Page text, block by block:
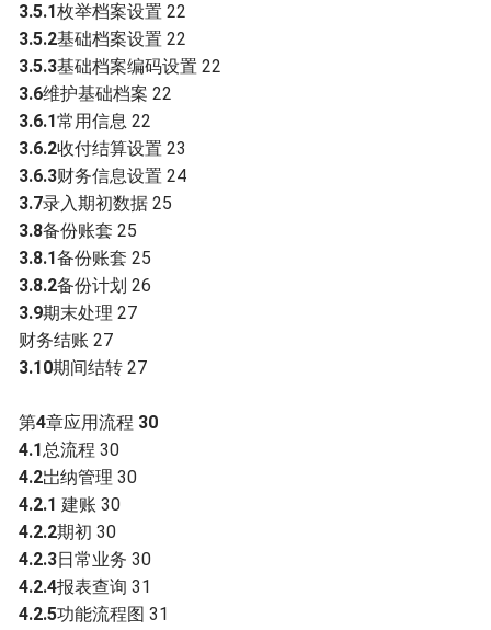
3.5.1枚举档案设置 22
3.5.2基础档案设置 22
3.5.3基础档案编码设置 22
3.6维护基础档案 22
3.6.1常用信息 22
3.6.2收付结算设置 23
3.6.3财务信息设置 24
3.7录入期初数据 25
3.8备份账套 25
3.8.1备份账套 25
3.8.2备份计划 26
3.9期末处理 27
财务结账 27
3.10期间结转 27
第4章应用流程 30
4.1总流程 30
4.2岀纳管理 30
4.2.1建账 30
4.2.2期初 30
4.2.3日常业务 30
4.2.4报表查询 31
4.2.5功能流程图 31